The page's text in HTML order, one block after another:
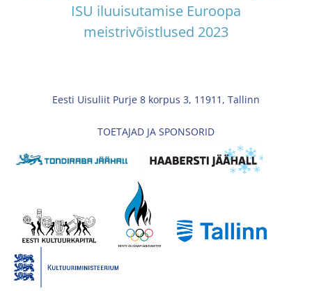
ISU iluuisutamise Euroopa
meistrivõistlused 2023
Eesti Uisuliit Purje 8 korpus 3, 11911, Tallinn
TOETAJAD JA SPONSORID